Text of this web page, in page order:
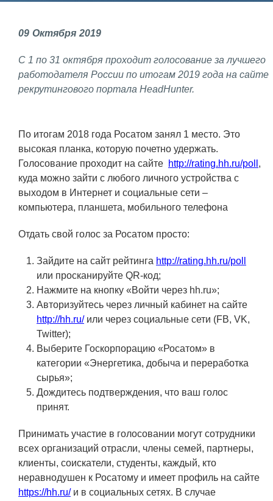
Фундаментальные и прикладные
исследования
Газодинамические исследования
Экспериментальная база
Забабахинские научные чтения
Семинар «Радиационная физика
металлов и сплавов»
Аспирантура
Премии молодым ученым
Интеллектуальная собственность
Семинар «Моделирование технологий
ЯТЦ»
Препринты
Зимняя школа по физике высоких
плотностей энергий
Молодежная научно-техническая
конференция «Исследования.
Технологии. Развитие»
ПРОДУКЦИЯ И УСЛУГИ
ДПО и ПО (Дополнительное
профессиональное образование и
профессиональное обучение)
09 Октября 2019
С 1 по 31 октября проходит голосование за лучшего
работодателя России по итогам 2019 года на сайте
рекрутингового портала HeadHunter.
По итогам 2018 года Росатом занял 1 место. Это
высокая планка, которую почетно удержать.
Голосование проходит на сайте http://rating.hh.ru/poll ,
куда можно зайти с любого личного устройства с
выходом в Интернет и социальные сети –
компьютера, планшета, мобильного телефона
Отдать свой голос за Росатом просто:
Зайдите на сайт рейтинга http://rating.hh.ru/poll
или просканируйте QR-код;
Нажмите на кнопку «Войти через hh.ru»;
Авторизуйтесь через личный кабинет на сайте
http://hh.ru/или через социальные сети (FB, VK,
Twitter);
Выберите Госкорпорацию «Росатом» в
категории «Энергетика, добыча и переработка
сырья»;
Дождитесь подтверждения, что ваш голос
принят.
Принимать участие в голосовании могут сотрудники
всех организаций отрасли, члены семей, партнеры,
клиенты, соискатели, студенты, каждый, кто
неравнодушен к Росатому и имеет профиль на сайте
https://hh.ru/ и в социальных сетях. В случае